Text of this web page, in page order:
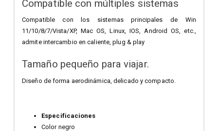
Compatible con múltiples sistemas
Compatible con los sistemas principales de Win
11/10/8/7/Vista/XP, Mac OS, Linux, IOS, Android OS, etc.,
admite intercambio en caliente, plug & play
Tamaño pequeño para viajar.
Diseño de forma aerodinámica, delicado y compacto.
Especificaciones
Color negro